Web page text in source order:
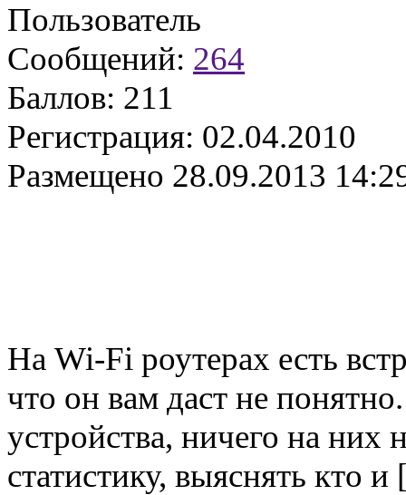
Пользователь
Сообщений: 264
Баллов: 211
Регистрация: 02.04.2010
Размещено 28.09.2013
На Wi-Fi роутерах есть
что он вам даст не
устройства, ничего на них
статистику, выяснять кто